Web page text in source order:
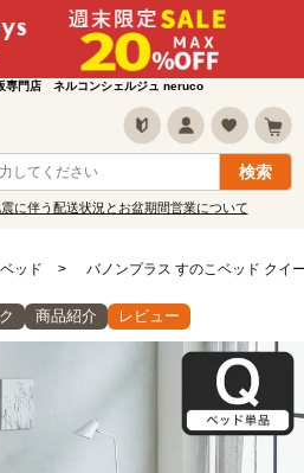
専門店 ネルコンシェルジュ neruco
に伴う配送状況とお盆期間営業について
ッド バノンプラス すのこベッド クイ
商品紹介 レビュー